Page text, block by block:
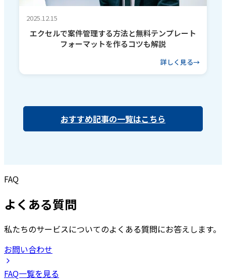
2025.12.15
エクセルで案件管理する方法と無料テンプレート
フォーマットを作るコツも解説
詳しく見る
おすすめ記事の一覧はこちら
FAQ
よくある質問
私たちのサービスについてのよくある質問にお答えします。
お問い合わせ
FAQ一覧を見る